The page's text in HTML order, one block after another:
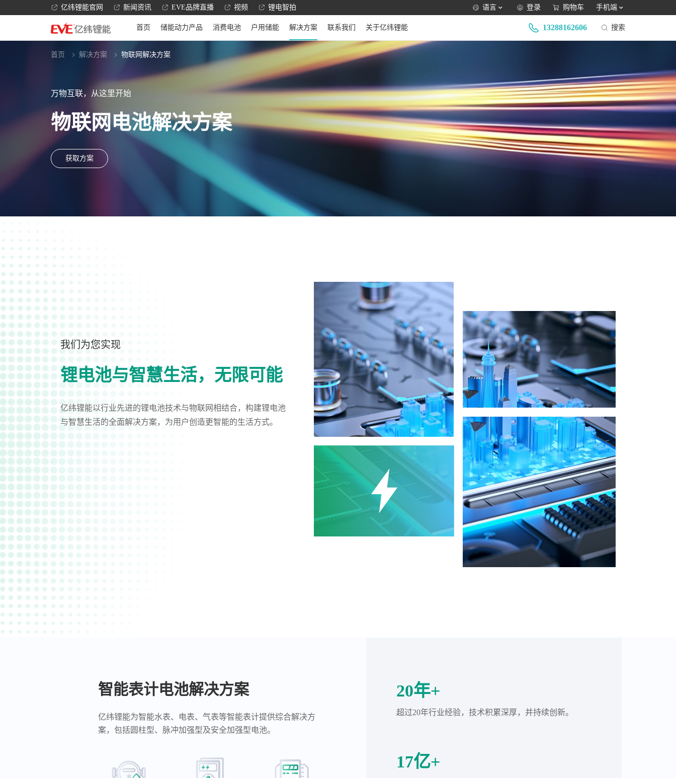
亿纬锂能官网 新闻资讯 EVE品牌直播 视频 锂电智拍 语言 登录 购物车 手机端
首页 储能动力产品 消费电池 户用储能 解决方案 联系我们 关于亿纬锂能 13288162606 搜索
万物互联，从这里开始
物联网电池解决方案
获取方案
首页 解决方案 物联网解决方案
我们为您实现
锂电池与智慧生活，无限可能
亿纬锂能以行业先进的锂电池技术与物联网相结合，构建锂电池
与智慧生活的全面解决方案，为用户创造更智能的生活方式。
智能表计电池解决方案
亿纬锂能为智能水表、电表、气表等智能表计提供综合解决方
案，包括圆柱型、脉冲加强型及安全加强型电池。
20年+
超过20年行业经验，技术积累深厚，并持续创新。
17亿+